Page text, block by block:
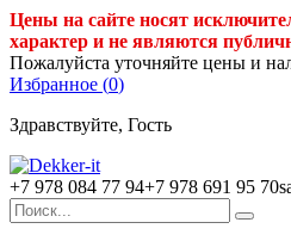
Цены на сайте носят
характер и не являются
Пожалуйста уточняйте цены и
Избранное (0)
Здравствуйте, Гость
+7 978 084 77 94+7 978 691 95 70